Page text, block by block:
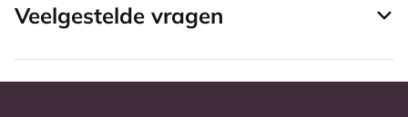
Veelgestelde vragen